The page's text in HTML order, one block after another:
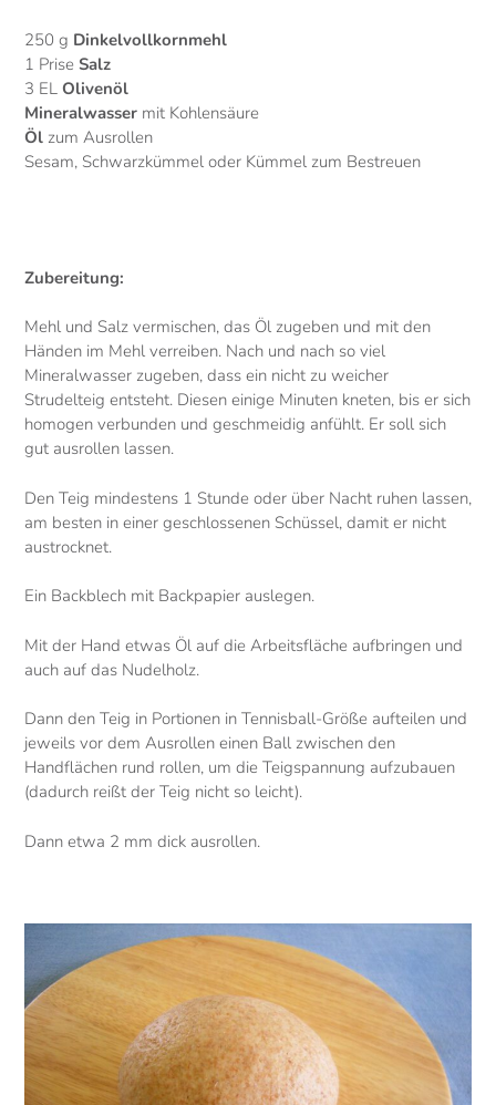
250 g Dinkelvollkornmehl
1 Prise Salz
3 EL Olivenöl
Mineralwasser mit Kohlensäure
Öl zum Ausrollen
Sesam, Schwarzkümmel oder Kümmel zum Bestreuen
Zubereitung:
Mehl und Salz vermischen, das Öl zugeben und mit den
Händen im Mehl verreiben. Nach und nach so viel
Mineralwasser zugeben, dass ein nicht zu weicher
Strudelteig entsteht. Diesen einige Minuten kneten, bis er sich
homogen verbunden und geschmeidig anfühlt. Er soll sich
gut ausrollen lassen.
Den Teig mindestens 1 Stunde oder über Nacht ruhen lassen,
am besten in einer geschlossenen Schüssel, damit er nicht
austrocknet.
Ein Backblech mit Backpapier auslegen.
Mit der Hand etwas Öl auf die Arbeitsfläche aufbringen und
auch auf das Nudelholz.
Dann den Teig in Portionen in Tennisball-Größe aufteilen und
jeweils vor dem Ausrollen einen Ball zwischen den
Handflächen rund rollen, um die Teigspannung aufzubauen
(dadurch reißt der Teig nicht so leicht).
Dann etwa 2 mm dick ausrollen.